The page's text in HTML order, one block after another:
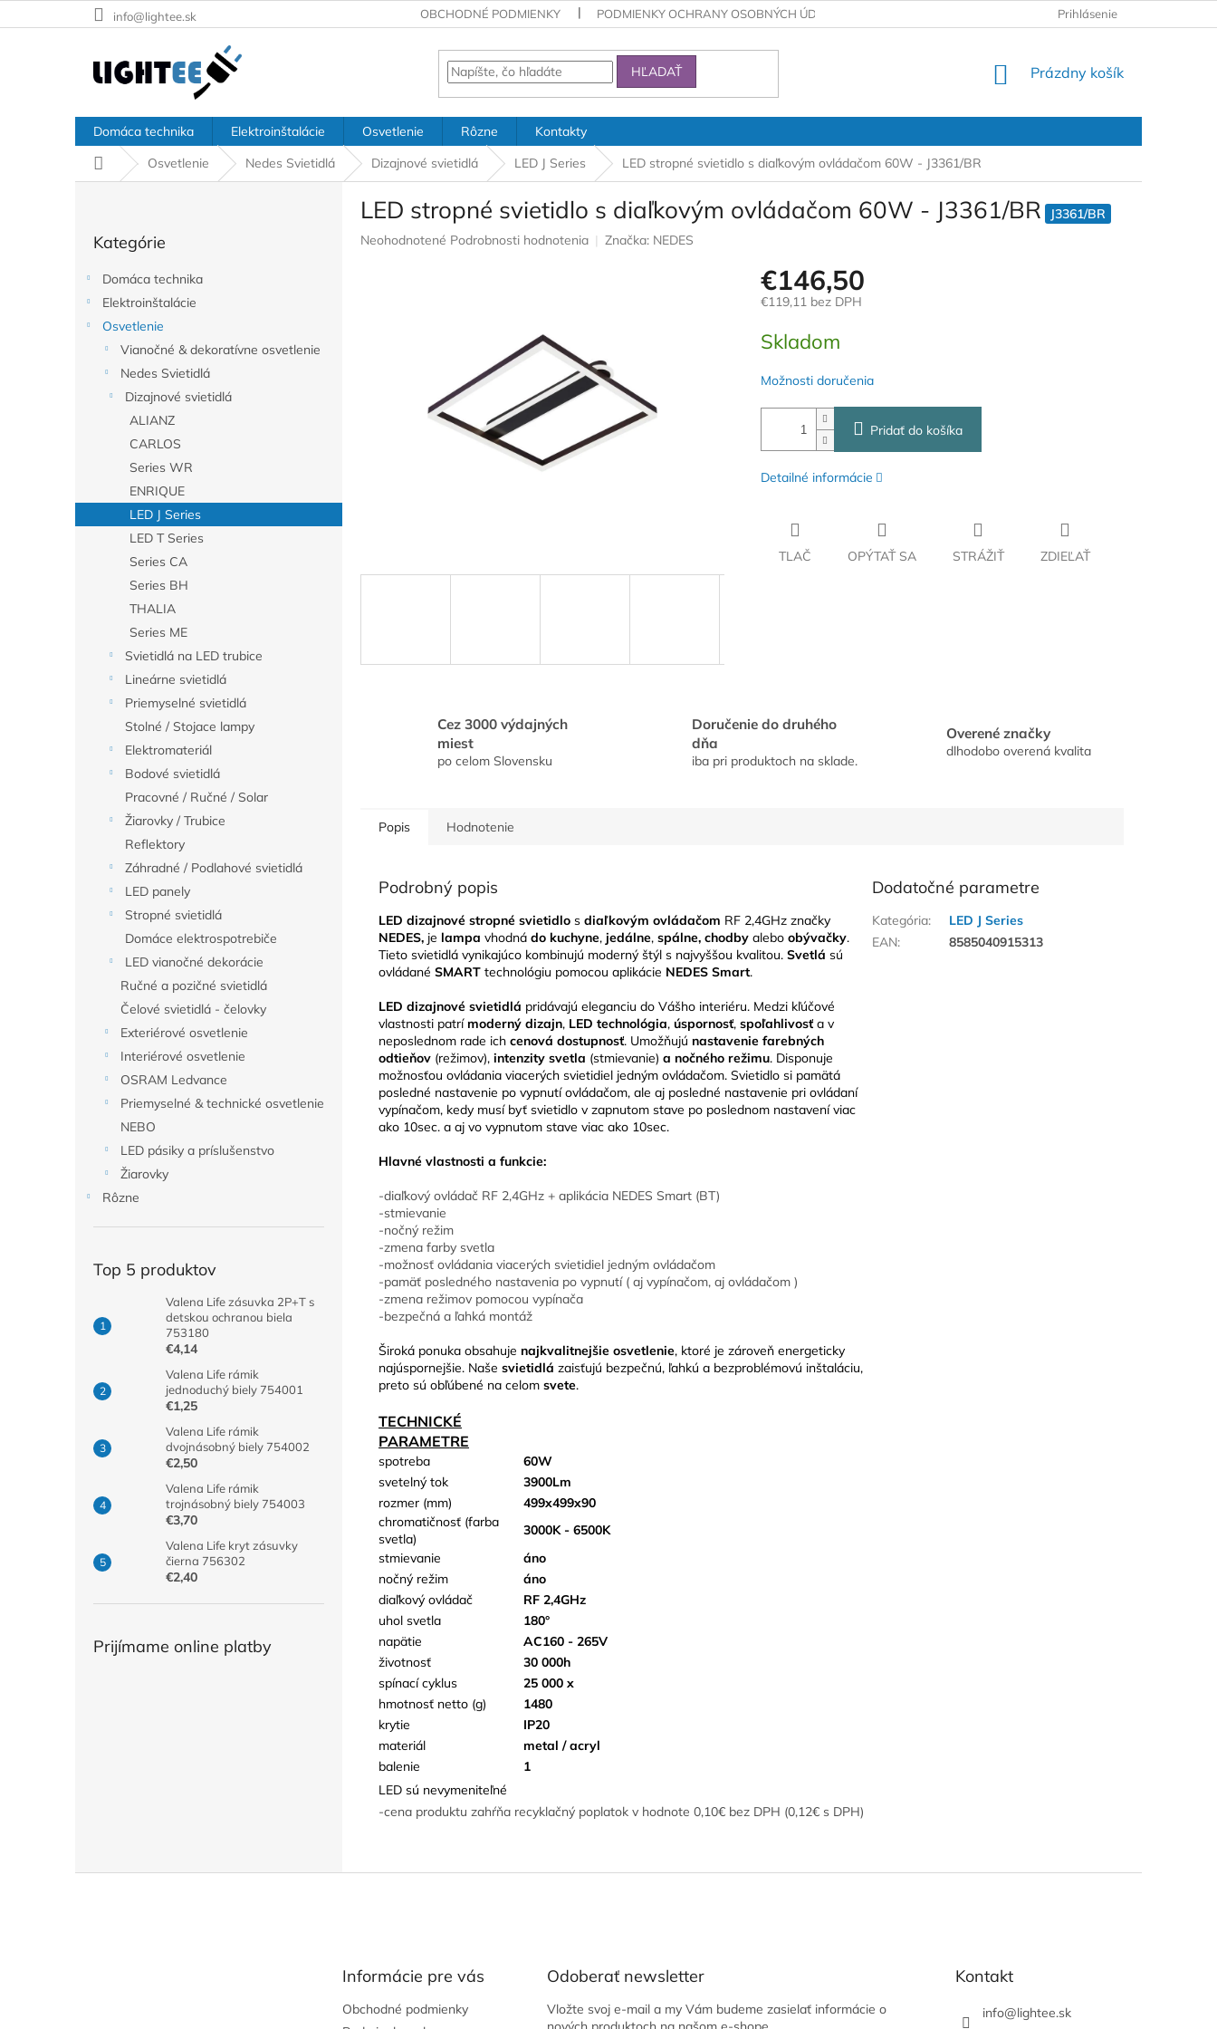
na
info@lightee.sk OBCHODNÉ PODMIENKY PODMIENKY OCHRANY OSOBNÝCH ÚDAJOV Prihlásenie
HĽADAŤ
NÁKUPNÝ
Prázdny košík
Domáca technika Elektroinštalácie Osvetlenie Rôzne
Kontakty
DomovOsvetlenie Nedes Svietidlá Dizajnové svietidlá LED J Series LED stropné svietidlo s diaľkovým ovládačom 60W - J3361/BR
kategórie
Kategórie
Domáca technika
Elektroinštalácie
Osvetlenie
Vianočné & dekoratívne osvetlenie
Nedes Svietidlá
Dizajnové svietidlá
ALIANZ
CARLOS
Series WR
ENRIQUE
LED J Series
LED T Series
Series CA
Series BH
THALIA
Series ME
Svietidlá na LED trubice
Lineárne svietidlá
Priemyselné svietidlá
Stolné / Stojace lampy
Elektromateriál
Bodové svietidlá
Pracovné / Ručné / Solar
Žiarovky / Trubice
Reflektory
Záhradné / Podlahové svietidlá
LED panely
Stropné svietidlá
Domáce elektrospotrebiče
LED vianočné dekorácie
Ručné a pozičné svietidlá
Čelové svietidlá - čelovky
Exteriérové osvetlenie
Interiérové osvetlenie
OSRAM Ledvance
Priemyselné & technické osvetlenie
NEBO
LED pásiky a príslušenstvo
Žiarovky
Rôzne
Top 5 produktov
Valena Life zásuvka 2P+T s
detskou ochranou biela
753180
€4,14
Valena Life rámik
jednoduchý biely 754001
€1,25
Valena Life rámik
dvojnásobný biely 754002
€2,50
Valena Life rámik
trojnásobný biely 754003
€3,70
Valena Life kryt zásuvky
čierna 756302
€2,40
Prijímame online platby
LED stropné svietidlo s diaľkovým ovládačom 60W - J3361/BR
J3361/BR
Priemerné
Neohodnotené Podrobnosti hodnotenia Značka: NEDES
€146,50
€119,11 bez DPH
cena:
Skladom
Možnosti doručenia
Pridať do košíka
Detailné informácie
TLAČ OPÝTAŤ SA STRÁŽIŤ ZDIEĽAŤ
Cez 3000 výdajných
miest
po celom Slovensku
Doručenie do druhého
dňa
iba pri produktoch na sklade.
Overené značky
dlhodobo overená kvalita
Popis Hodnotenie
Podrobný popis
LED dizajnové stropné svietidlo s diaľkovým ovládačom RF 2,4GHz značky
NEDES, je lampa vhodná do kuchyne, jedálne, spálne, chodby alebo obývačky.
Tieto svietidlá vynikajúco kombinujú moderný štýl s najvyššou kvalitou. Svetlá sú
ovládané SMART technológiu pomocou aplikácie NEDES Smart.
LED dizajnové svietidlá pridávajú eleganciu do Vášho interiéru. Medzi kľúčové
vlastnosti patrímoderný dizajn, LED technológia, úspornosť, spoľahlivosť a v
neposlednom rade ich cenová dostupnosť. Umožňujú nastavenie farebných
odtieňov (režimov), intenzity svetla (stmievanie) a nočného režimu. Disponuje
možnosťou ovládania viacerých svietidiel jedným ovládačom. Svietidlo si pamätá
posledné nastavenie po vypnutí ovládačom, ale aj posledné nastavenie pri ovládaní
vypínačom, kedy musí byť svietidlo v zapnutom stave po poslednom nastavení viac
ako 10sec. a aj vo vypnutom stave viac ako 10sec.
Hlavné vlastnosti a funkcie:
-diaľkový ovládač RF 2,4GHz + aplikácia NEDES Smart (BT)
-stmievanie
-nočný režim
-zmena farby svetla
-možnosť ovládania viacerých svietidiel jedným ovládačom
-pamäť posledného nastavenia po vypnutí ( aj vypínačom, aj ovládačom )
-zmena režimov pomocou vypínača
-bezpečná a ľahká montáž
Široká ponuka obsahuje najkvalitnejšie osvetlenie, ktoré je zároveň energeticky
najúspornejšie. Naše svietidlá zaisťujú bezpečnú, ľahkú a bezproblémovú inštaláciu,
preto sú obľúbené na celom svete.
TECHNICKÉ
PARAMETRE
spotreba
60W
svetelný tok
3900Lm
rozmer (mm)
499x499x90
chromatičnosť (farba
svetla)
3000K - 6500K
stmievanie
áno
nočný režim
áno
diaľkový ovládač
RF 2,4GHz
uhol svetla
180°
napätie
AC160 - 265V
životnosť
30 000h
spínací cyklus
25 000 x
hmotnosť netto (g)
1480
krytie
IP20
materiál
metal / acryl
balenie
1
LED sú nevymeniteľné
-cena produktu zahŕňa recyklačný poplatok v hodnote 0,10€ bez DPH (0,12€ s DPH)
Dodatočné parametre
Kategória:
LED J Series
EAN: 8585040915313
Informácie pre vás
Obchodné podmienky
Odoberať newsletter
Vložte svoj e-mail a my Vám budeme zasielať informácie o
Kontakt
info@lightee.sk